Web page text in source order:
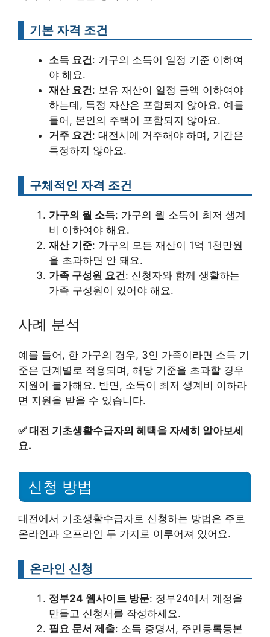
기본 자격 조건
소득 요건: 가구의 소득이 일정 기준 이하여
야 해요.
재산 요건: 보유 재산이 일정 금액 이하여야
하는데, 특정 자산은 포함되지 않아요. 예를
들어, 본인의 주택이 포함되지 않아요.
거주 요건: 대전시에 거주해야 하며, 기간은
특정하지 않아요.
구체적인 자격 조건
가구의 월 소득: 가구의 월 소득이 최저 생계
비 이하여야 해요.
재산 기준: 가구의 모든 재산이 1억 1천만원
을 초과하면 안 돼요.
가족 구성원 요건: 신청자와 함께 생활하는
가족 구성원이 있어야 해요.
사례 분석
예를 들어, 한 가구의 경우, 3인 가족이라면 소득 기
준은 단계별로 적용되며, 해당 기준을 초과할 경우
지원이 불가해요. 반면, 소득이 최저 생계비 이하라
면 지원을 받을 수 있습니다.
✅대전 기초생활수급자의 혜택을 자세히 알아보세
요.
신청 방법
대전에서 기초생활수급자로 신청하는 방법은 주로
온라인과 오프라인 두 가지로 이루어져 있어요.
온라인 신청
정부24 웹사이트 방문: 정부24에서 계정을
만들고 신청서를 작성하세요.
필요 문서 제출: 소득 증명서, 주민등록등본